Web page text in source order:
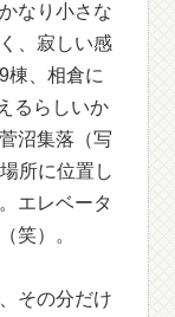
なり小さな
、寂しい感
棟、相倉に
るらしいか
沼集落（写
所に位置し
エレベータ
笑）。
その分だけ